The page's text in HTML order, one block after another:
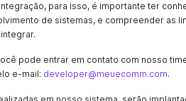
para isso, é importante ter
de sistemas, e compreender as
pode entrar em contato com nosso
e-mail: developer@meuecomm.com.